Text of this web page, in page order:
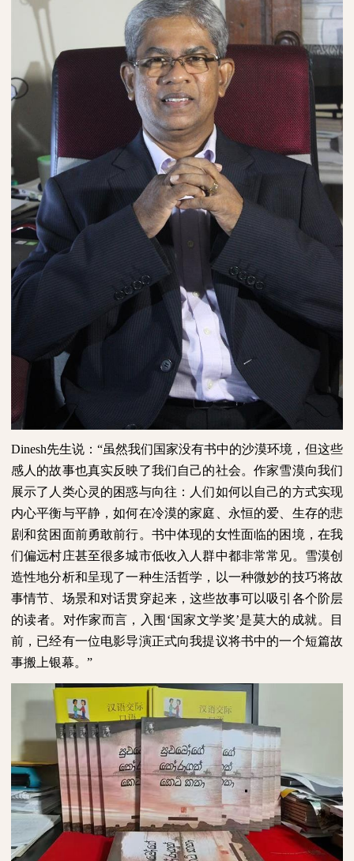
Dinesh先生说：“虽然我们国家没有书中的沙漠环境，但这些
感人的故事也真实反映了我们自己的社会。作家雪漠向我们
展示了人类心灵的困惑与向往：人们如何以自己的方式实现
内心平衡与平静，如何在冷漠的家庭、永恒的爱、生存的悲
剧和贫困面前勇敢前行。书中体现的女性面临的困境，在我
们偏远村庄甚至很多城市低收入人群中都非常常见。雪漠创
造性地分析和呈现了一种生活哲学，以一种微妙的技巧将故
事情节、场景和对话贯穿起来，这些故事可以吸引各个阶层
的读者。对作家而言，入围‘国家文学奖’是莫大的成就。目
前，已经有一位电影导演正式向我提议将书中的一个短篇故
事搬上银幕。”